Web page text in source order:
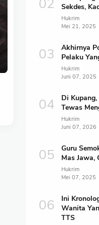
Sekdes,
Hukrim
Mei 21, 2025
Akhirnya
Pelaku
Hukrim
Juni 07, 2025
Di
Tewas
Hukrim
Juni 07, 2026
Guru
Mas Jawa,
Hukrim
Mei 07, 2025
Ini
Wanita
TTS